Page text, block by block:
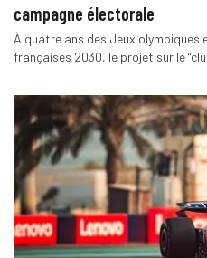
campagne électorale
À quatre ans des Jeux olympiques
françaises 2030, le projet sur le